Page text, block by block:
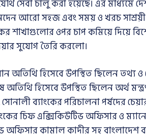
সেবা চালু করা হয়েছে। এর মাধ্যমে
আরো সহজ এবং সময় ও খরচ
শাখাগুলোর ওপর চাপ কমিয়ে দিয়ে
সুযোগ তৈরি করলো।
অতিথি হিসেবে উপস্থিত ছিলেন তথ্য
অতিথি হিসেবে উপস্থিত ছিলেন অর্থ
ব্যাংকের পরিচালনা পর্ষদের
চিফ এক্সিকিউটিভ অফিসার ও
অফিসার কামাল কাদীর সহ বাংলাদেশ